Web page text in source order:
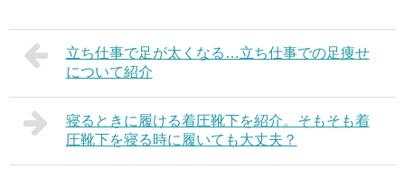
立ち仕事で足が太くなる…立ち仕事での足痩せ
について紹介
寝るときに履ける着圧靴下を紹介。そもそも着
圧靴下を寝る時に履いても大丈夫？